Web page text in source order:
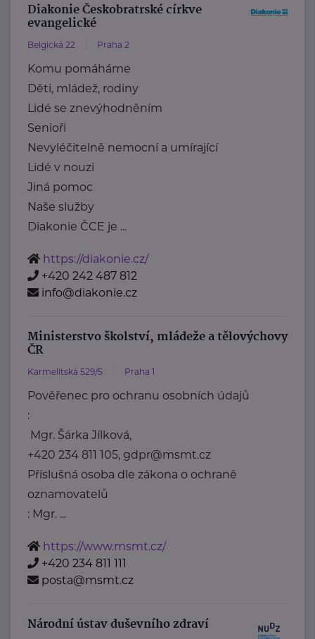
Diakonie Českobratrské církve
evangelické
Belgická 22 Praha 2
Komu pomáháme
Děti, mládež, rodiny
Lidé se znevýhodněním
Senioři
Nevyléčitelně nemocní a umírající
Lidé v nouzi
Jiná pomoc
Naše služby
Diakonie ČCE je ...
https://diakonie.cz/
+420 242 487 812
info@diakonie.cz
Ministerstvo školství, mládeže a tělovýchovy
ČR
Karmelitská 529/5 Praha 1
Pověřenec pro ochranu osobních údajů
:
Mgr. Šárka Jílková,
+420 234 811 105, gdpr@msmt.cz
Příslušná osoba dle zákona o ochraně
oznamovatelů
: Mgr. ...
https://www.msmt.cz/
+420 234 811 111
posta@msmt.cz
Národní ústav duševního zdraví